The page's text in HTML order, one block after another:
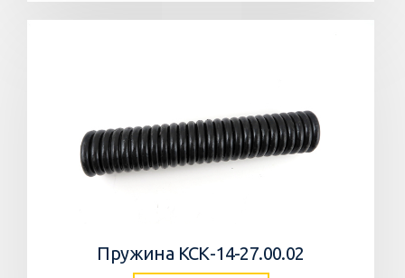
Пружина КСК-14-27.00.02